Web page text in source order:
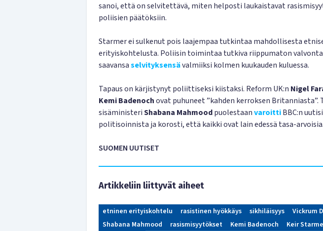
sanoi, että on selvitettävä, miten helposti laukaistavat
poliisien päätöksiin.
Starmer ei sulkenut pois laajempaa tutkintaa mahdollisesta
erityiskohtelusta. Poliisin toimintaa tutkiva riippumaton
saavansaselvityksensävalmiiksi kolmen kuukauden kuluessa.
Tapaus on kärjistynyt poliittiseksi kiistaksi. Reform UK:n Nigel
Kemi Badenochovat puhuneet ”kahden kerroksen Britanniasta”.
sisäministeriShabana MahmoodpuolestaanvaroittiBBC:n
politisoinnista ja korosti, että kaikki ovat lain edessä tasa-arvoisia.
SUOMEN UUTISET
Artikkeliin liittyvät aiheet
etninen erityiskohtelu rasistinen hyökkäys sikhiläisyys Vickrum
Shabana Mahmood
rasismisyytökset Kemi Badenoch Keir